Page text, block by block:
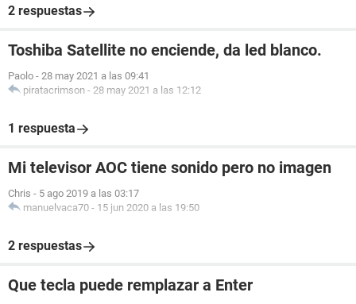
2 respuestas
Toshiba Satellite no enciende, da led blanco.
Paolo - 28 may 2021 a las 09:41
piratacrimson - 28 may 2021 a las 12:12
1 respuesta
Mi televisor AOC tiene sonido pero no imagen
Chris - 5 ago 2019 a las 03:17
manuelvaca70 - 15 jun 2020 a las 19:50
2 respuestas
Que tecla puede remplazar a Enter